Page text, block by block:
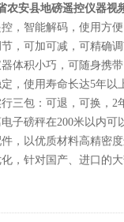
农安县地磅遥控仪器视
，智能解码，使用方便
，可加可减，可精确调
体积小巧，可随身携
，使用寿命长达5年以
三包：可退，可换，2
子磅秤在200米以内可
，以优质材料高精密
，针对国产、进口的